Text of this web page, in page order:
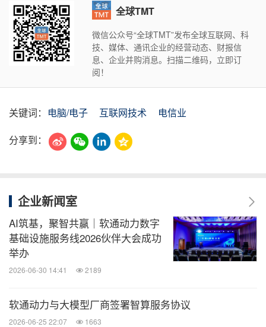
全球TMT
微信公众号“全球TMT”发布全球互联网、科
技、媒体、通讯企业的经营动态、财报信
息、企业并购消息。扫描二维码，立即订
阅！
关键词： 电脑/电子 互联网技术
电信业
分享到：
企业新闻室
AI筑基，聚智共赢｜软通动力数字
基础设施服务线2026伙伴大会成功
举办
2026-06-30 14:41 2189
软通动力与大模型厂商签署智算服务协议
2026-06-25 22:07 1663